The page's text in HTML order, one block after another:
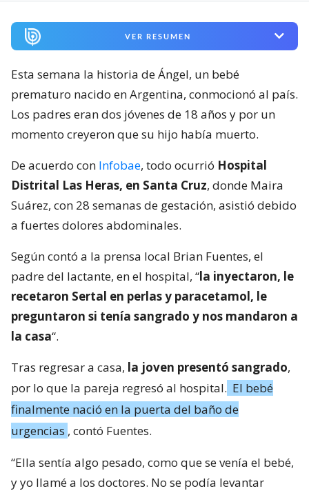
VER RESUMEN
Esta semana la historia de Ángel, un bebé
prematuro nacido en Argentina, conmocionó al país.
Los padres eran dos jóvenes de 18 años y por un
momento creyeron que su hijo había muerto.
De acuerdo con Infobae, todo ocurrió Hospital
Distrital Las Heras, en Santa Cruz, donde Maira
Suárez, con 28 semanas de gestación, asistió debido
a fuertes dolores abdominales.
Según contó a la prensa local Brian Fuentes, el
padre del lactante, en el hospital, “la inyectaron, le
recetaron Sertal en perlas y paracetamol, le
preguntaron si tenía sangrado y nos mandaron a
la casa“.
Tras regresar a casa, la joven presentó sangrado,
por lo que la pareja regresó al hospital. El bebé
finalmente nació en la puerta del baño de
urgencias , contó Fuentes.
“Ella sentía algo pesado, como que se venía el bebé,
y yo llamé a los doctores. No se podía levantar